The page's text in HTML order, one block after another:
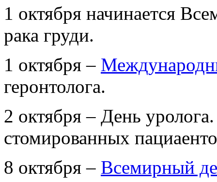
1 октября начинается
рака груди.
1 октября –
геронтолога.
2 октября – День
стомированных
8 октября – Всемирный